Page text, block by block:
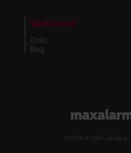
Spoločnosť
O nás
Blog
www.maxalarm.sk
EUROIN © 2026 | design by